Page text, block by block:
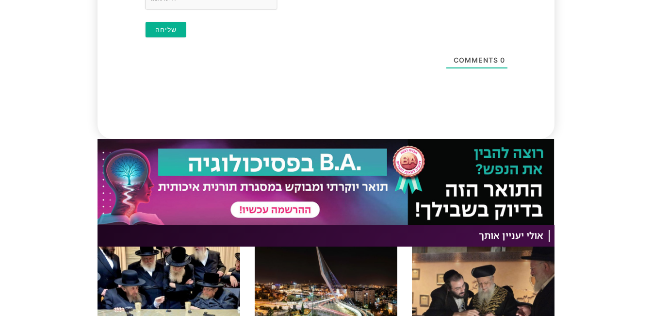
0
אולי יעניין אותך